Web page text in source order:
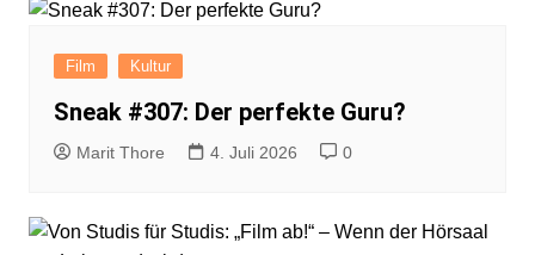
Film Kultur
Sneak #307: Der perfekte Guru?
Marit Thore 4. Juli 2026 0